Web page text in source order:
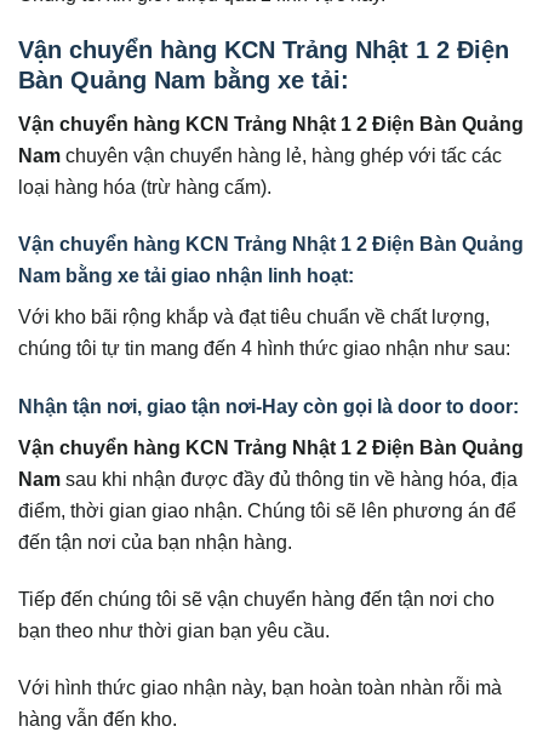
Vận chuyển hàng KCN Trảng Nhật 1 2 Điện
Bàn Quảng Nam bằng xe tải:
Vận chuyển hàng KCN Trảng Nhật 1 2 Điện Bàn Quảng
Nam chuyên vận chuyển hàng lẻ, hàng ghép với tấc các
loại hàng hóa (trừ hàng cấm).
Vận chuyển hàng KCN Trảng Nhật 1 2 Điện Bàn Quảng
Nam bằng xe tải giao nhận linh hoạt:
Với kho bãi rộng khắp và đạt tiêu chuẩn về chất lượng,
chúng tôi tự tin mang đến 4 hình thức giao nhận như sau:
Nhận tận nơi, giao tận nơi-Hay còn gọi là door to door:
Vận chuyển hàng KCN Trảng Nhật 1 2 Điện Bàn Quảng
Nam sau khi nhận được đầy đủ thông tin về hàng hóa, địa
điểm, thời gian giao nhận. Chúng tôi sẽ lên phương án để
đến tận nơi của bạn nhận hàng.
Tiếp đến chúng tôi sẽ vận chuyển hàng đến tận nơi cho
bạn theo như thời gian bạn yêu cầu.
Với hình thức giao nhận này, bạn hoàn toàn nhàn rỗi mà
hàng vẫn đến kho.